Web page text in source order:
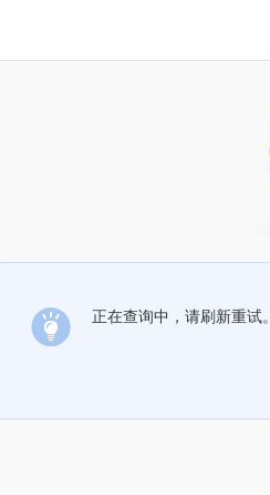
正在查询中，请刷新重试。